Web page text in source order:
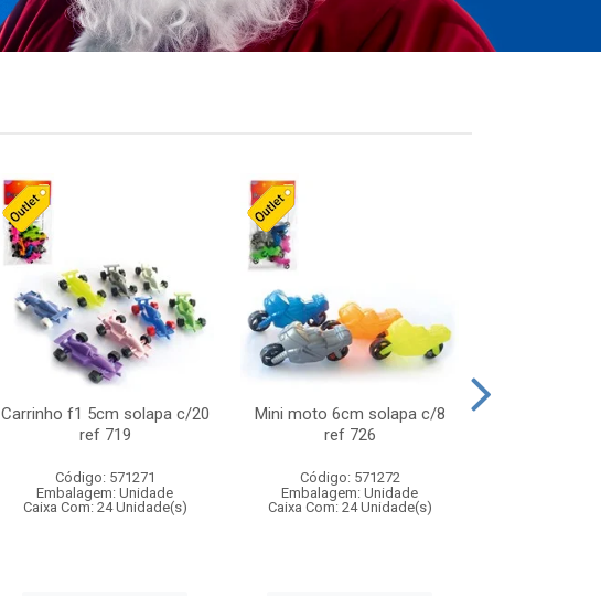
Carrinho f1 5cm solapa c/20
ref 719
Código: 571271
Embalagem: Unidade
Caixa Com: 24 Unidade(s)
Mini moto 6cm solapa c/8
ref 726
Código: 571272
Embalagem: Unidade
Caixa Com: 24 Unidade(s)